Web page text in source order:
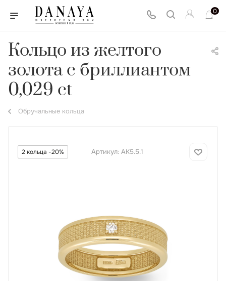
0
Кольцо из желтого
золота с бриллиантом
0,029 ct
Обручальные кольца
2 кольца -20% Артикул: АК5.5.1